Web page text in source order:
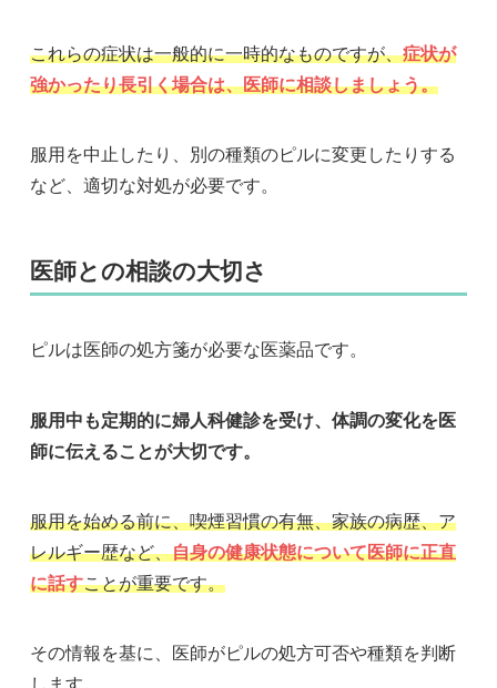
これらの症状は一般的に一時的なものですが、症状が
強かったり長引く場合は、医師に相談しましょう。
服用を中止したり、別の種類のピルに変更したりする
など、適切な対処が必要です。
医師との相談の大切さ
ピルは医師の処方箋が必要な医薬品です。
服用中も定期的に婦人科健診を受け、体調の変化を医
師に伝えることが大切です。
服用を始める前に、喫煙習慣の有無、家族の病歴、ア
レルギー歴など、自身の健康状態について医師に正直
に話すことが重要です。
その情報を基に、医師がピルの処方可否や種類を判断
します。